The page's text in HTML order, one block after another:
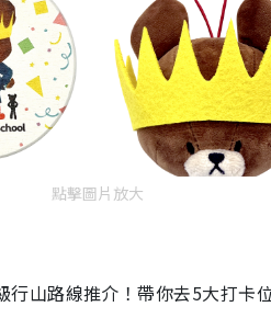
點擊圖片放大
山路線推介！帶你去5大打卡